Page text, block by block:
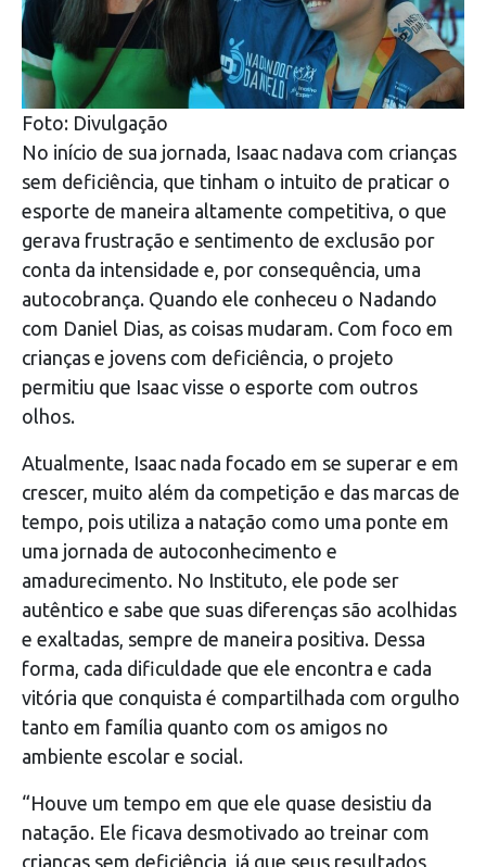
Foto: Divulgação
No início de sua jornada, Isaac nadava com crianças
sem deficiência, que tinham o intuito de praticar o
esporte de maneira altamente competitiva, o que
gerava frustração e sentimento de exclusão por
conta da intensidade e, por consequência, uma
autocobrança. Quando ele conheceu o Nadando
com Daniel Dias, as coisas mudaram. Com foco em
crianças e jovens com deficiência, o projeto
permitiu que Isaac visse o esporte com outros
olhos.
Atualmente, Isaac nada focado em se superar e em
crescer, muito além da competição e das marcas de
tempo, pois utiliza a natação como uma ponte em
uma jornada de autoconhecimento e
amadurecimento. No Instituto, ele pode ser
autêntico e sabe que suas diferenças são acolhidas
e exaltadas, sempre de maneira positiva. Dessa
forma, cada dificuldade que ele encontra e cada
vitória que conquista é compartilhada com orgulho
tanto em família quanto com os amigos no
ambiente escolar e social.
“Houve um tempo em que ele quase desistiu da
natação. Ele ficava desmotivado ao treinar com
crianças sem deficiência, já que seus resultados